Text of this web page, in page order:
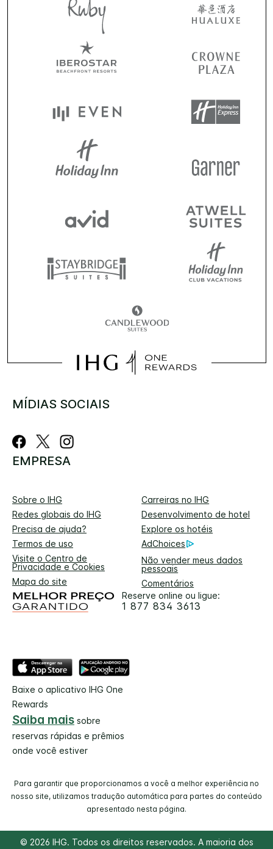
MÍDIAS SOCIAIS
EMPRESA
Sobre o IHG
Carreiras no IHG
Redes globais do IHG
Desenvolvimento de hotel
Precisa de ajuda?
Explore os hotéis
Termos de uso
AdChoices
Visite o Centro de
Privacidade e Cookies
Não vender meus dados
pessoais
Mapa do site
Comentários
Reserve online ou ligue:
1 877 834 3613
Baixe o aplicativo IHG One
Rewards
Saiba mais sobre
reservas rápidas e prêmios
onde você estiver
Para garantir que proporcionamos a você a melhor experiência no
nosso site, utilizamos tradução automática para partes do conteúdo
apresentado nesta página.
© 2026 IHG. Todos os direitos reservados. A maioria dos